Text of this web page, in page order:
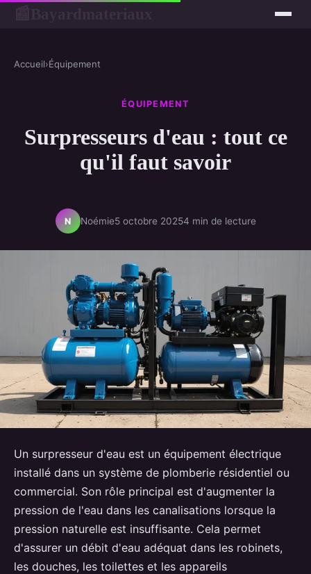
Accueil›Équipement
ÉQUIPEMENT
Surpresseurs d'eau : tout ce
qu'il faut savoir
N Noémie5 octobre 20254 min de lecture
Un surpresseur d'eau est un équipement électrique
installé dans un système de plomberie résidentiel ou
commercial. Son rôle principal est d'augmenter la
pression de l'eau dans les canalisations lorsque la
pression naturelle est insuffisante. Cela permet
d'assurer un débit d'eau adéquat dans les robinets,
les douches, les toilettes et les appareils